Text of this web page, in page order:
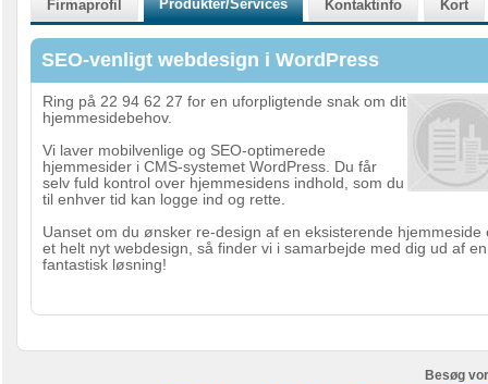
SEO-venligt webdesign i WordPress
Ring på 22 94 62 27 for en uforpligtende snak om dit
hjemmesidebehov.
Vi laver mobilvenlige og SEO-optimerede
hjemmesider i CMS-systemet WordPress. Du får
selv fuld kontrol over hjemmesidens indhold, som du
til enhver tid kan logge ind og rette.
Uanset om du ønsker re-design af en eksisterende hjemmeside
et helt nyt webdesign, så finder vi i samarbejde med dig ud af en
fantastisk løsning!
Besøg